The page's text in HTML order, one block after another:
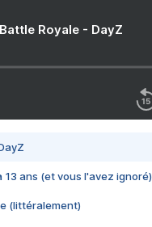
Royale - DayZ
13 ans (et vous l'avez ignoré)
(littéralement)